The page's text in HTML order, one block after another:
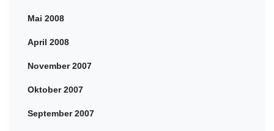
Mai 2008
April 2008
November 2007
Oktober 2007
September 2007